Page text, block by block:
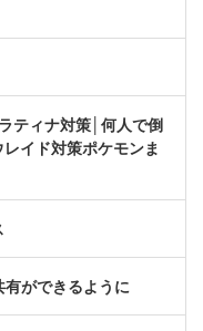
ティナ対策│何人で倒
イド対策ポケモンま
ができるように